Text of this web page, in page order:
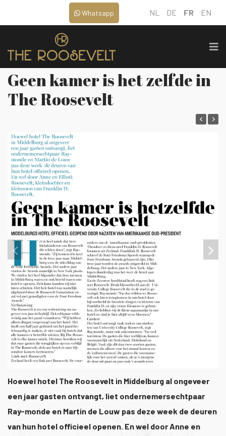
NL DE FR EN
Whatsapp
Geen kamer is het zelfde in
The Roosevelt
1/1
Hoewel hotel The Roosevelt in Middelburg al ongeveer
een jaar gasten ontvangt, liet ondernemersechtpaar
Ray-monde en Martin de Louw pas deze week de deuren
van hun hotel officieel openen. En wel door Anne en